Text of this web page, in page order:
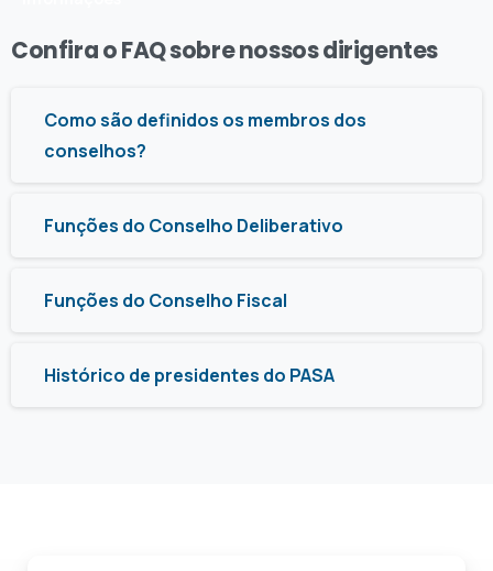
ConfiraoFAQsobrenossosdirigentes
Como são definidos os membros dos
conselhos?
Funções do Conselho Deliberativo
Funções do Conselho Fiscal
Histórico de presidentes do PASA